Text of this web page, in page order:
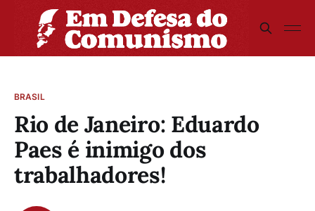
BRASIL
Rio de Janeiro: Eduardo
Paes é inimigo dos
trabalhadores!